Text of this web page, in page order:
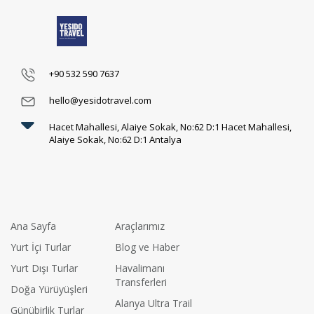
+90 532 590 7637
hello@yesidotravel.com
Hacet Mahallesi, Alaiye Sokak, No:62 D:1 Hacet Mahallesi,
Alaiye Sokak, No:62 D:1 Antalya
Ana Sayfa
Yurt İçi Turlar
Yurt Dışı Turlar
Doğa Yürüyüşleri
Günübirlik Turlar
Araçlarımız
Blog ve Haber
Havalimanı
Transferleri
Alanya Ultra Trail